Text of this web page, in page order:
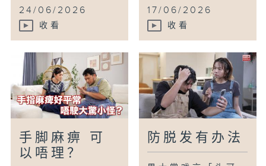
24/06/2026
收看
17/06/2026
收看
手脚麻痹 可
以唔理？
防脱发有办法